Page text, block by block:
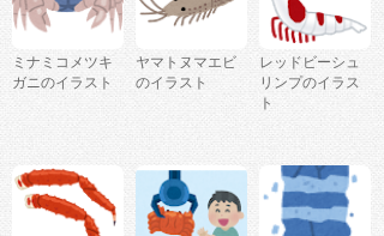
ミナミコメツキ
ガニのイラスト
ヤマトヌマエビ
のイラスト
レッドビーシュ
リンプのイラス
ト